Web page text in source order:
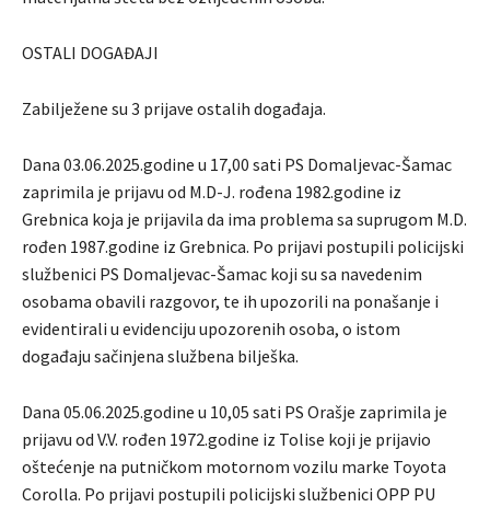
OSTALI DOGAĐAJI
Zabilježene su 3 prijave ostalih događaja.
Dana 03.06.2025.godine u 17,00 sati PS Domaljevac-Šamac
zaprimila je prijavu od M.D-J. rođena 1982.godine iz
Grebnica koja je prijavila da ima problema sa suprugom M.D.
rođen 1987.godine iz Grebnica. Po prijavi postupili policijski
službenici PS Domaljevac-Šamac koji su sa navedenim
osobama obavili razgovor, te ih upozorili na ponašanje i
evidentirali u evidenciju upozorenih osoba, o istom
događaju sačinjena službena bilješka.
Dana 05.06.2025.godine u 10,05 sati PS Orašje zaprimila je
prijavu od V.V. rođen 1972.godine iz Tolise koji je prijavio
oštećenje na putničkom motornom vozilu marke Toyota
Corolla. Po prijavi postupili policijski službenici OPP PU